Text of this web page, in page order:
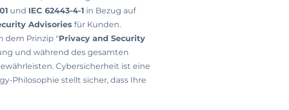
und IEC 62443-4-1 in Bezug auf
Advisories für Kunden.
dem Prinzip "Privacy and Security
und während des gesamten
Cybersicherheit ist eine
Philosophie stellt sicher, dass Ihre